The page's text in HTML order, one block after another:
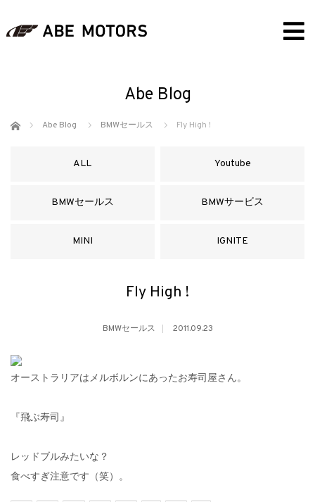
Abe Blog
ホーム Abe Blog BMWセールス Fly High !
ALL Youtube
BMWセールス BMWサービス
MINI IGNITE
Fly High !
BMWセールス 2011.09.23
オーストラリアはメルボルンにあったお寿司屋さん。
『飛ぶ寿司』
レッドブルみたいな？
食べすぎ注意です（笑）。